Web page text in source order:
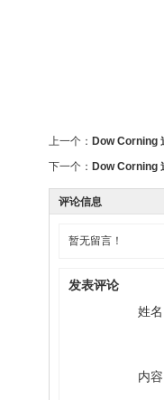
上一个： Dow Corning
下一个： Dow Corning
评论信息
暂无留言！
发表评论
姓
内